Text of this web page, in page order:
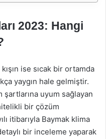
2023: Hangi
ise sıcak bir ortamda
yaygın hale gelmiştir.
uyum sağlayan
bir çözüm
itibarıyla Baymak klima
bir inceleme yaparak